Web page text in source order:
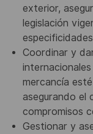
exterior,
legislación
Coordinar y
mercancía
asegurando el
compromisos
Gestionar y